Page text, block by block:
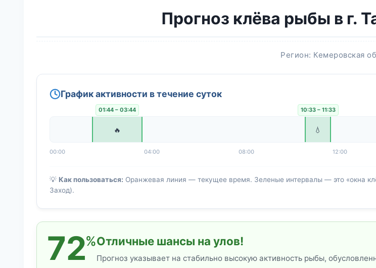
Прогноз клёва рыбы в г.
Регион: Кемеровская
График активности в течение суток
01:44 – 03:44
🔥
10:33 – 11:33
💧
00:00 04:00 08:00 12:00
💡 Как пользоваться: Оранжевая линия — текущее время. Зеленые интервалы — это «окна
Заход).
72%Отличные шансы на улов!
Прогноз указывает на стабильно высокую активность рыбы,